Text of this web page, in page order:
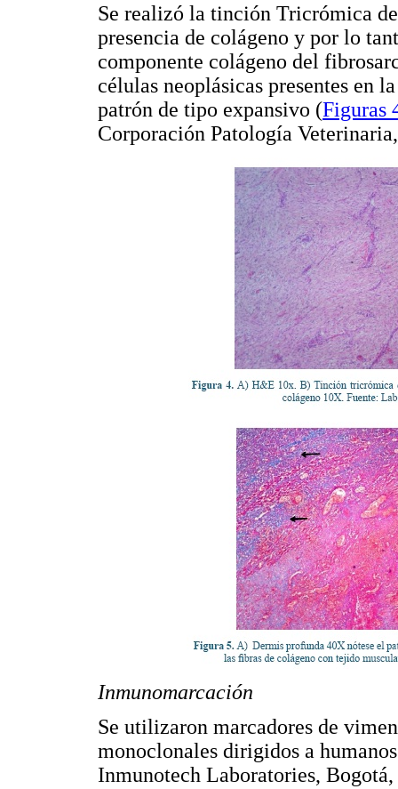
Se realizó la tinción Tricrómica
presencia de colágeno y por lo
componente colágeno del
células neoplásicas presentes en
patrón de tipo expansivo (Figuras
Corporación Patología
Inmunomarcación
Se utilizaron marcadores de
monoclonales dirigidos a
Inmunotech Laboratories,